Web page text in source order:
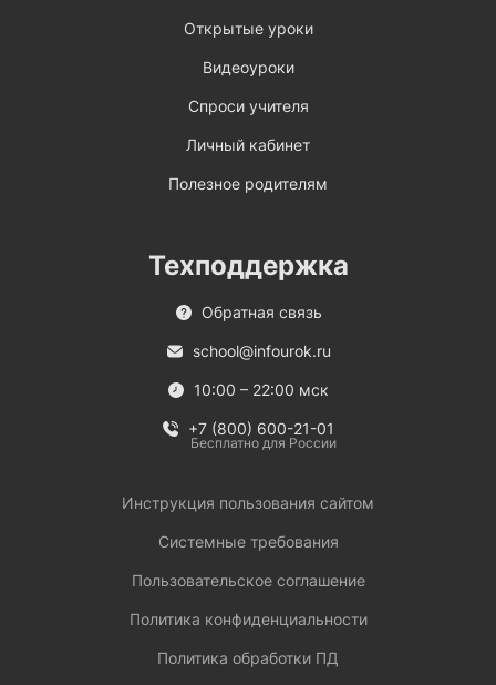
Открытые уроки
Видеоуроки
Спроси учителя
Личный кабинет
Полезное родителям
Техподдержка
Обратная связь
school@infourok.ru
10:00 – 22:00 мск
+7 (800) 600-21-01
Бесплатно для России
Инструкция пользования сайтом
Системные требования
Пользовательское соглашение
Политика конфиденциальности
Политика обработки ПД